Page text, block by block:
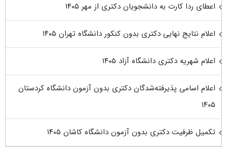
اعطای ردا کارت به دانشجویان دکتری از مهر ۱۴۰۵
اعلام نتایج نهایی دکتری بدون کنکور دانشگاه تهران ۱۴۰۵
اعلام شهریه دکتری دانشگاه آزاد ۱۴۰۵
اعلام اسامی پذیرفته‌شدگان دکتری بدون آزمون دانشگاه کردستان
۱۴۰۵
تکمیل ظرفیت دکتری بدون آزمون دانشگاه کاشان ۱۴۰۵